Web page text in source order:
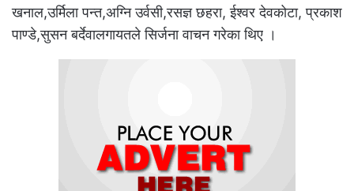
खनाल,उर्मिला पन्त,अग्नि उर्वसी,रसज्ञ छहरा, ईश्वर देवकोटा, प्रकाश
पाण्डे,सुसन बर्देवालगायतले सिर्जना वाचन गरेका थिए ।